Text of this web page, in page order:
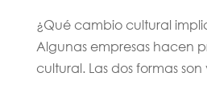
¿Qué cambio cultural
Algunas empresas hacen
cultural. Las dos formas